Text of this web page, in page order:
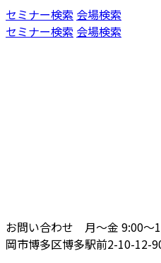
コ
ン
ナ
ビ
セミナー検索 会場検索
セミナー検索 会場検索
お問い合わせ 月〜金 9:00〜
岡市博多区博多駅前2-10-12-